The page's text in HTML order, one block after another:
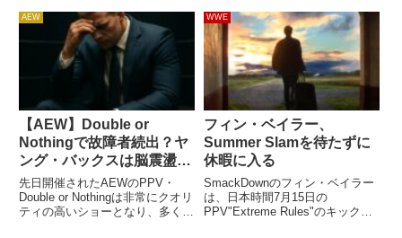
す。レッスルマニア40での対戦
を前に、AJスタイルズとLAナイ
トはメディアイベントで対峙。そ
こでナイトがAJを攻撃...
した彼は、2023年にAEWへ移
籍。ジュース・ロビンソンやThe
Gunnsと共にBang Bang Gang
の...
AEW
【AEW】Double or
Nothingで故障者続出？ヤ
ング・バックスは脳震盪疑
い
先日開催されたAEWのPPV・
Double or Nothingは非常にクオリ
ティの高いショーとなり、多くの
WWE
フィン・ベイラー、
Summer Slamを待たずに
休暇に入る
SmackDownのフィン・ベイラー
は、日本時間7月15日の
PPV"Extreme Rules"のキックオ